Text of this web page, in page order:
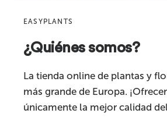
Comentario
EASYPLANTS
¿Quiénes somos?
La tienda online de plantas y
más grande de Europa.
únicamente la mejor calidad